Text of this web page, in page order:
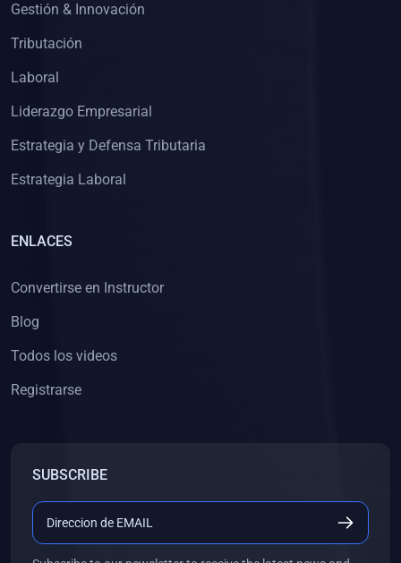
Gestión & Innovación
Tributación
Laboral
Liderazgo Empresarial
Estrategia y Defensa Tributaria
Estrategia Laboral
ENLACES
Convertirse en Instructor
Blog
Todos los videos
Registrarse
SUBSCRIBE